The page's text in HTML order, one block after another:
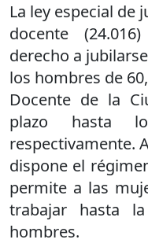
La ley especial de
docente
derecho a
los hombres de
Docente de la
plazo hasta
respectivamente.
dispone el
permite a las
trabajar hasta
hombres.